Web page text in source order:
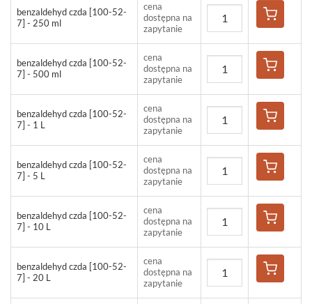
benzaldehyd czda [100-52-
7] - 250 ml
cena
dostępna na
zapytanie
benzaldehyd czda [100-52-
7] - 500 ml
cena
dostępna na
zapytanie
benzaldehyd czda [100-52-
7] - 1 L
cena
dostępna na
zapytanie
benzaldehyd czda [100-52-
7] - 5 L
cena
dostępna na
zapytanie
benzaldehyd czda [100-52-
7] - 10 L
cena
dostępna na
zapytanie
benzaldehyd czda [100-52-
7] - 20 L
cena
dostępna na
zapytanie